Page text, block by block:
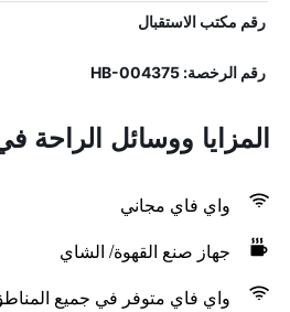
رقم مكتب الاستقبال
رقم الرخصة: HB-004375
المزايا ووسائل الراحة في
واي فاي مجاني
جهاز صنع القهوة/ الشاي
واي فاي متوفر في جميع